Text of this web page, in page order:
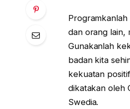
dan orang lain,
Gunakanlah
badan kita
kekuatan
dikatakan oleh
Swedia.